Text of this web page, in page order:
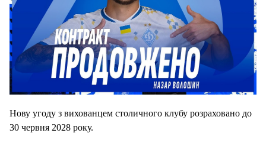
Нову угоду з вихованцем столичного клубу розраховано до
30 червня 2028 року.